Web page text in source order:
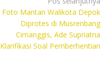
Foto Mantan Walikota Depok
Diprotes di Musrenbang
Cimanggis, Ade Supriatna
Klarifikasi Soal Pemberhentian